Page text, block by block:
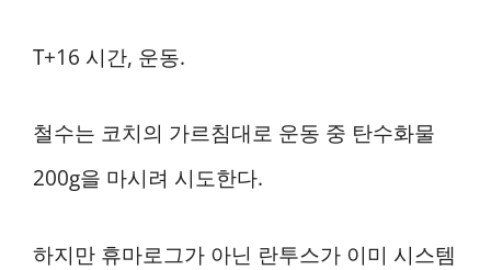
T+16 시간, 운동.
철수는 코치의 가르침대로 운동 중 탄수화물
200g을 마시려 시도한다.
하지만 휴마로그가 아닌 란투스가 이미 시스템